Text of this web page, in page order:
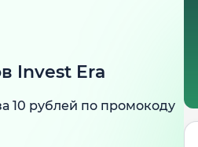
Invest Era
10 рублей по промокоду